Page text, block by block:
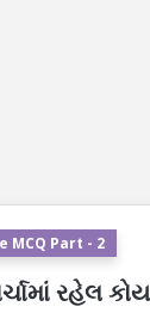
MCQ Part - 2
રહેલ